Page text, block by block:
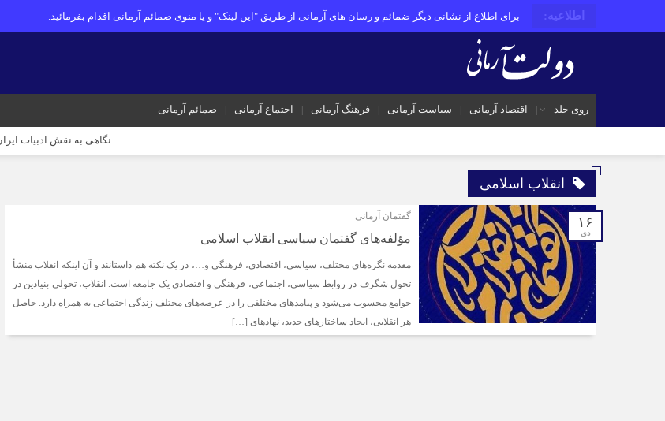
اطلاعیه: برای اطلاع از نشانی دیگر ضمائم و رسان های آرمانی از طریق "این لینک" و یا منوی ضمائم آرمانی اقدام بفرمائید.
روی جلد اقتصاد آرمانی سیاست آرمانی فرهنگ آرمانی اجتماع آرمانی ضمائم آرمانی
نگاهی به نقش ادبیات ایران در
انقلاب اسلامی
۱۶
دی
گفتمان آرمانی
مؤلفه‌های گفتمان سیاسی انقلاب اسلامی
مقدمه نگره‌های مختلف، سیاسی، اقتصادی، فرهنگی و…، در یک نکته هم داستانند و آن اینکه انقلاب منشأ
تحول شگرف در روابط سیاسی، اجتماعی، فرهنگی و اقتصادی یک جامعه است. انقلاب، تحولی بنیادین در
جوامع محسوب می‌شود و پیامدهای مختلفی را در عرصه‌های مختلف زندگی اجتماعی به همراه دارد. حاصل
هر انقلابی، ایجاد ساختارهای جدید، نهادهای […]